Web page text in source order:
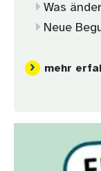
Was
Neue
mehr